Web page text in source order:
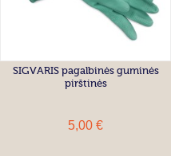
SIGVARIS pagalbinės guminės
pirštinės
5,00 €